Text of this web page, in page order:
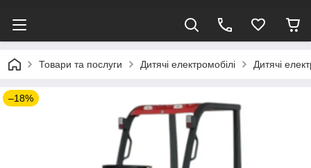
Товари та послуги Дитячі електромобілі Дитячі
–18%